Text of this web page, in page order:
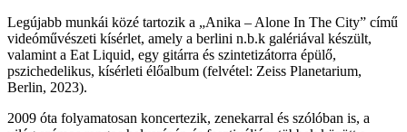
Legújabb munkái közé tartozik a „Anika – Alone In The City” című
videóművészeti kísérlet, amely a berlini n.b.k galériával készült,
valamint a Eat Liquid, egy gitárra és szintetizátorra épülő,
pszichedelikus, kísérleti élőalbum (felvétel: Zeiss Planetarium,
Berlin, 2023).
2009 óta folyamatosan koncertezik, zenekarral és szólóban is, a